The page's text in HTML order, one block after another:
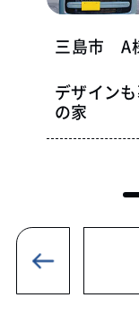
三島市 A
デザイン
の家